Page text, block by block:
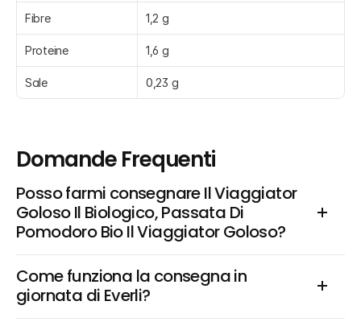
Fibre 1,2 g
Proteine 1,6 g
Sale 0,23 g
Domande Frequenti
Posso farmi consegnare Il Viaggiator
Goloso Il Biologico, Passata Di
Pomodoro Bio Il Viaggiator Goloso?
Come funziona la consegna in
giornata di Everli?